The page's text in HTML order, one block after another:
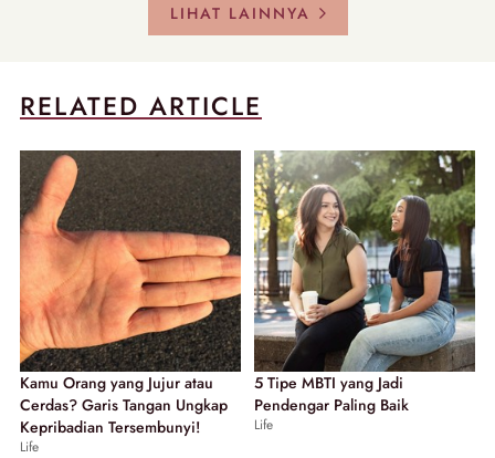
LIHAT LAINNYA
RELATED ARTICLE
Kamu Orang yang Jujur atau
Cerdas? Garis Tangan Ungkap
Kepribadian Tersembunyi!
Life
5 Tipe MBTI yang Jadi
Pendengar Paling Baik
Life